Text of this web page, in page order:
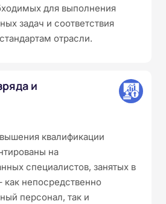
для выполнения
задач и соответствия
отрасли.
и
квалификации
на
специалистов, занятых в
как непосредственно
персонал, так и